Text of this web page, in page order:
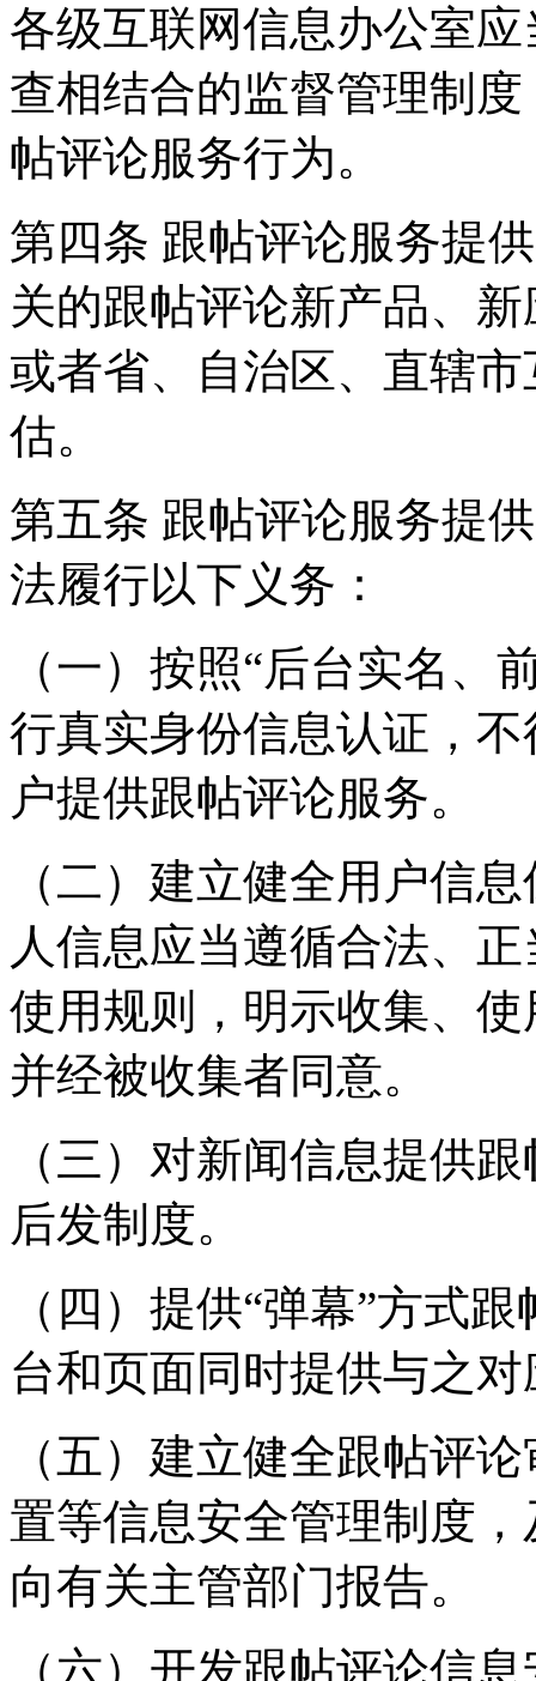
各级互联网信息办公室
查相结合的监督管理制
帖评论服务行为。
第四条 跟帖评论服务提
关的跟帖评论新产品、
或者省、自治区、直辖
估。
第五条 跟帖评论服务提
法履行以下义务：
（一）按照“后台实名、
行真实身份信息认证，
户提供跟帖评论服务。
（二）建立健全用户信
人信息应当遵循合法、
使用规则，明示收集、
并经被收集者同意。
（三）对新闻信息提供
后发制度。
（四）提供“弹幕”方式
台和页面同时提供与之
（五）建立健全跟帖评
置等信息安全管理制度
向有关主管部门报告。
（六）开发跟帖评论信